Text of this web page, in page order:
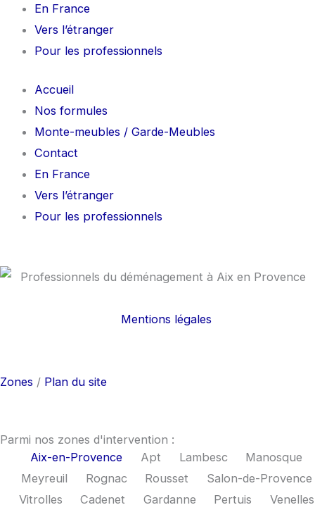
En France
Vers l’étranger
Pour les professionnels
Accueil
Nos formules
Monte-meubles / Garde-Meubles
Contact
En France
Vers l’étranger
Pour les professionnels
Mentions légales
a
e
b
n
t
a
Zones / Plan du site
Parmi nos zones d'intervention :
Aix-en-Provence
Apt Lambesc
Manosque
Meyreuil
Rognac Rousset
Salon-de-Provence
Vitrolles
Cadenet Gardanne Pertuis
Venelles